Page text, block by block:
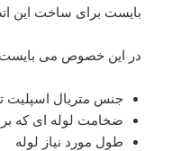
بایست برای ساخت این
در این خصوص می
جنس متریال اسپلیت
ضخامت لوله ای که
طول مورد نیاز لوله